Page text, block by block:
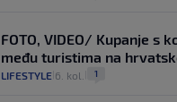
FOTO, VIDEO/ Kupanje s
među turistima na
LIFESTYLE 6. kol. 1